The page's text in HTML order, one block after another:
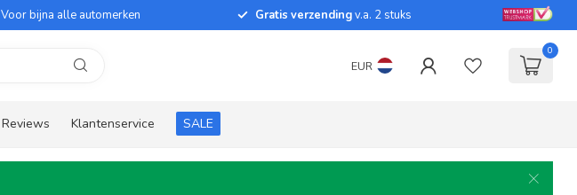
Voor bijna alle automerken Gratis verzendingv.a. 2 stuks
EUR
0
Reviews Klantenservice SALE